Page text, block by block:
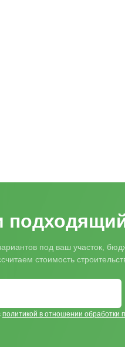
под ваш участок,
стоимость
политикой в отношении обработки